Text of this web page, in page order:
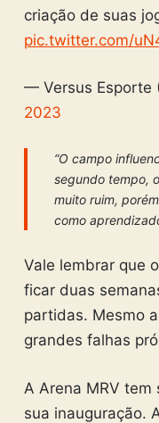
criação de suas
pic.twitter.com/
— Versus Esporte
2023
“O campo
segundo tempo,
muito ruim,
como
Vale lembrar que
ficar duas
partidas. Mesmo
grandes falhas
A Arena MRV
sua inauguração.